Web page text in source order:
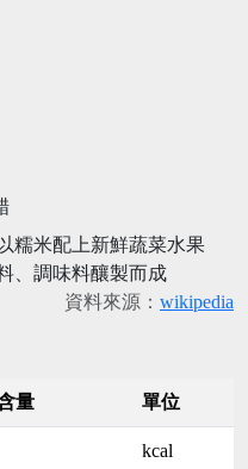
糯米配上新鮮蔬菜水果
、調味料釀製而成
資料來源： wikipedia
量 單位
kcal